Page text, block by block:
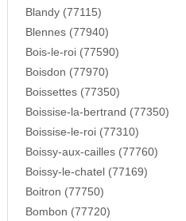
Blandy (77115)
Blennes (77940)
Bois-le-roi (77590)
Boisdon (77970)
Boissettes (77350)
Boissise-la-bertrand (77350)
Boissise-le-roi (77310)
Boissy-aux-cailles (77760)
Boissy-le-chatel (77169)
Boitron (77750)
Bombon (77720)